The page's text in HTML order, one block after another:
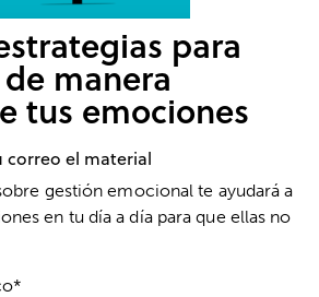
para
manera
tus emociones
correo el material
gestión emocional te ayudará a
en tu día a día para que ellas no